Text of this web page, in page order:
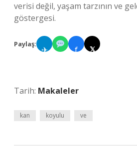
verisi değil, yaşam tarzının ve
göstergesi.
Paylaş:
✈ f 𝕏
Tarih: Makaleler
kan koyulu ve